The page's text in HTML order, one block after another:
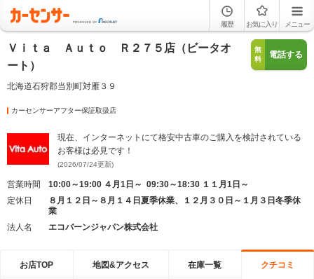
履歴 お気に入り メニュー
Ｖｉｔａ Ａｕｔｏ Ｒ２７５店（ビータオ
ート）
北海道石狩郡当別町対雁３９
無
料
電話する
カーセンサーアフター保証取扱店
現在、インターネットにて格安中古車のご購入を検討されている
お客様は必見です！
(2026/07/24更新)
営業時間
10:00～19:00 ４月1日～ 09:30～18:30 １１月1日～
定休日
８月１２日～８月１４日夏季休業、１２月３０日～１月３日冬季休
業
法人名
エコバーンジャパン株式会社
お店TOP 地図&アクセス 在庫一覧 クチコミ